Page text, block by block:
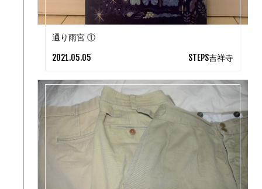
通り雨宮 ①
2021.05.05 STEPS吉祥寺